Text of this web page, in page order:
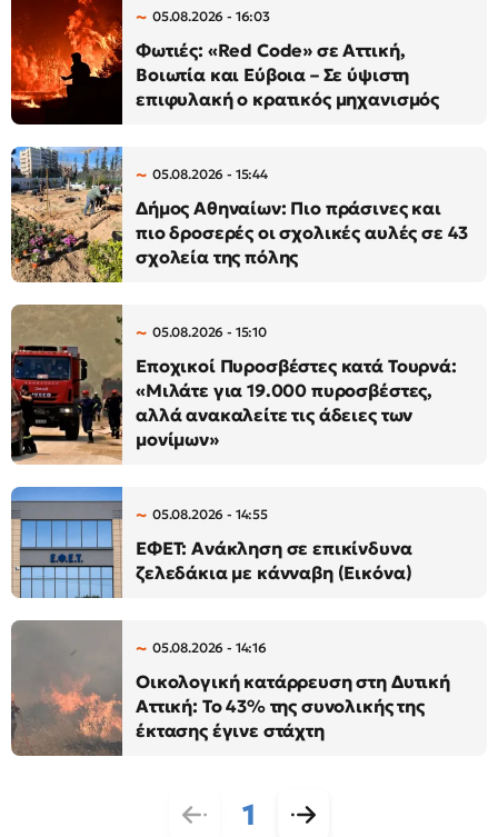
05.08.2026 - 16:03
Φωτιές: «Red Code» σε Αττική,
Βοιωτία και Εύβοια – Σε ύψιστη
επιφυλακή ο κρατικός μηχανισμός
05.08.2026 - 15:44
Δήμος Αθηναίων: Πιο πράσινες και
πιο δροσερές οι σχολικές αυλές σε 43
σχολεία της πόλης
05.08.2026 - 15:10
Εποχικοί Πυροσβέστες κατά Τουρνά:
«Μιλάτε για 19.000 πυροσβέστες,
αλλά ανακαλείτε τις άδειες των
μονίμων»
05.08.2026 - 14:55
ΕΦΕΤ: Ανάκληση σε επικίνδυνα
ζελεδάκια με κάνναβη (Εικόνα)
05.08.2026 - 14:16
Οικολογική κατάρρευση στη Δυτική
Αττική: Το 43% της συνολικής της
έκτασης έγινε στάχτη
1